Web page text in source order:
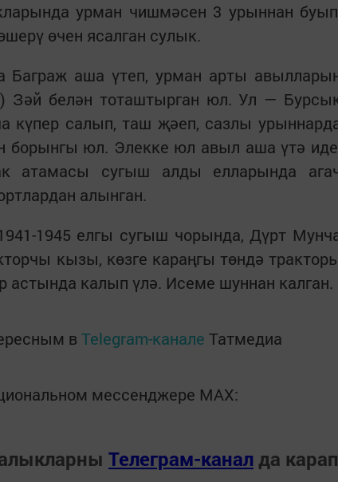
урман чишмәсен 3 урыннан
өчен ясалган сулык.
Баграж аша үтеп, урман арты
белән тоташтырган юл. Ул —
күпер салып, таш җәеп, сазлы
борынгы юл. Элекке юл авыл аша үтә
атамасы сугыш алды елларында
алынган.
1945 елгы сугыш чорында, Дүрт
кызы, көзге караңгы төндә
астында калып үлә. Исеме шуннан калган.
в Telegram-канале Татмедиа
мессенджере MАХ:
Телеграм-канал да карап